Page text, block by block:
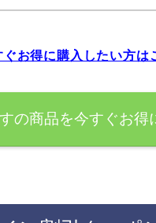
お得に購入したい方は
の商品を今すぐお得